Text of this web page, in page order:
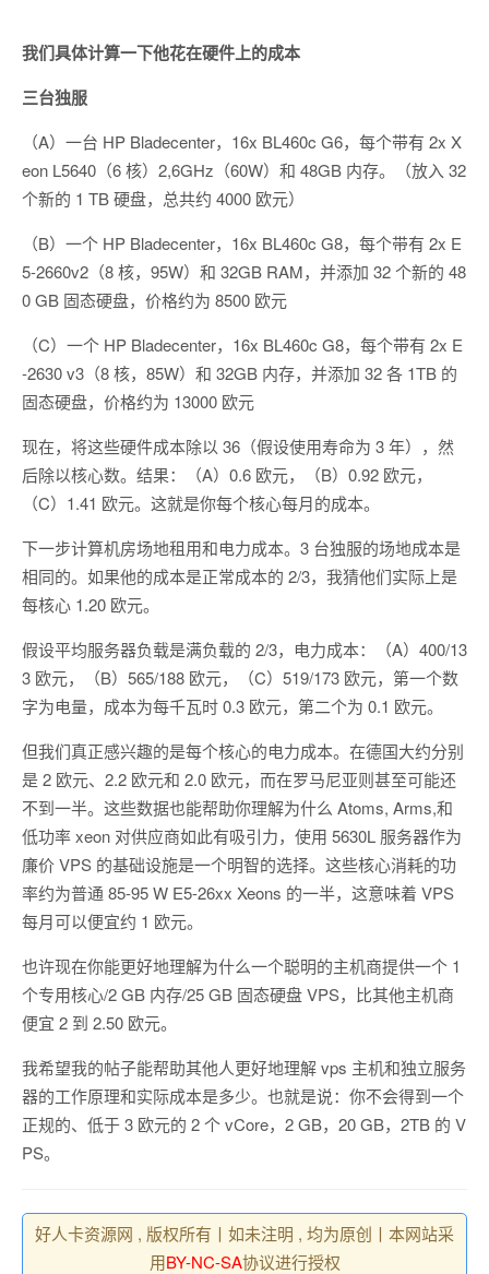
我们具体计算一下他花在硬件上的成本
三台独服
（A）一台 HP Bladecenter，16x BL460c G6，每个带有 2x X
eon L5640（6 核）2,6GHz（60W）和 48GB 内存。（放入 32
个新的 1 TB 硬盘，总共约 4000 欧元）
（B）一个 HP Bladecenter，16x BL460c G8，每个带有 2x E
5-2660v2（8 核，95W）和 32GB RAM，并添加 32 个新的 48
0 GB 固态硬盘，价格约为 8500 欧元
（C）一个 HP Bladecenter，16x BL460c G8，每个带有 2x E
-2630 v3（8 核，85W）和 32GB 内存，并添加 32 各 1TB 的
固态硬盘，价格约为 13000 欧元
现在，将这些硬件成本除以 36（假设使用寿命为 3 年），然
后除以核心数。结果：（A）0.6 欧元，（B）0.92 欧元，
（C）1.41 欧元。这就是你每个核心每月的成本。
下一步计算机房场地租用和电力成本。3 台独服的场地成本是
相同的。如果他的成本是正常成本的 2/3，我猜他们实际上是
每核心 1.20 欧元。
假设平均服务器负载是满负载的 2/3，电力成本：（A）400/13
3 欧元，（B）565/188 欧元，（C）519/173 欧元，第一个数
字为电量，成本为每千瓦时 0.3 欧元，第二个为 0.1 欧元。
但我们真正感兴趣的是每个核心的电力成本。在德国大约分别
是 2 欧元、2.2 欧元和 2.0 欧元，而在罗马尼亚则甚至可能还
不到一半。这些数据也能帮助你理解为什么 Atoms, Arms,和
低功率 xeon 对供应商如此有吸引力，使用 5630L 服务器作为
廉价 VPS 的基础设施是一个明智的选择。这些核心消耗的功
率约为普通 85-95 W E5-26xx Xeons 的一半，这意味着 VPS
每月可以便宜约 1 欧元。
也许现在你能更好地理解为什么一个聪明的主机商提供一个 1
个专用核心/2 GB 内存/25 GB 固态硬盘 VPS，比其他主机商
便宜 2 到 2.50 欧元。
我希望我的帖子能帮助其他人更好地理解 vps 主机和独立服务
器的工作原理和实际成本是多少。也就是说：你不会得到一个
正规的、低于 3 欧元的 2 个 vCore，2 GB，20 GB，2TB 的 V
PS。
好人卡资源网 , 版权所有丨如未注明 , 均为原创丨本网站采
用BY-NC-SA协议进行授权